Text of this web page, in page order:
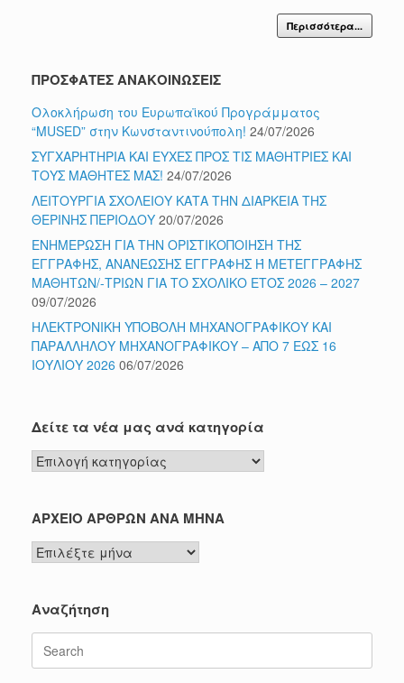
Περισσότερα...
ΠΡΟΣΦΑΤΕΣ ΑΝΑΚΟΙΝΩΣΕΙΣ
Ολοκλήρωση του Ευρωπαϊκού Προγράμματος
“MUSED” στην Κωνσταντινούπολη! 24/07/2026
ΣΥΓΧΑΡΗΤΗΡΙΑ ΚΑΙ ΕΥΧΕΣ ΠΡΟΣ ΤΙΣ ΜΑΘΗΤΡΙΕΣ ΚΑΙ
ΤΟΥΣ ΜΑΘΗΤΕΣ ΜΑΣ! 24/07/2026
ΛΕΙΤΟΥΡΓΙΑ ΣΧΟΛΕΙΟΥ ΚΑΤΑ ΤΗΝ ΔΙΑΡΚΕΙΑ ΤΗΣ
ΘΕΡΙΝΗΣ ΠΕΡΙΟΔΟΥ 20/07/2026
ΕΝΗΜΕΡΩΣΗ ΓΙΑ ΤΗΝ ΟΡΙΣΤΙΚΟΠΟΙΗΣΗ ΤΗΣ
ΕΓΓΡΑΦΗΣ, ΑΝΑΝΕΩΣΗΣ ΕΓΓΡΑΦΗΣ Ή ΜΕΤΕΓΓΡΑΦΗΣ
ΜΑΘΗΤΩΝ/-ΤΡΙΩΝ ΓΙΑ ΤΟ ΣΧΟΛΙΚΟ ΕΤΟΣ 2026 – 2027
09/07/2026
ΗΛΕΚΤΡΟΝΙΚΗ ΥΠΟΒΟΛΗ ΜΗΧΑΝΟΓΡΑΦΙΚΟΥ ΚΑΙ
ΠΑΡΑΛΛΗΛΟΥ ΜΗΧΑΝΟΓΡΑΦΙΚΟΥ – ΑΠΟ 7 ΕΩΣ 16
ΙΟΥΛΙΟΥ 2026 06/07/2026
Δείτε τα νέα μας ανά κατηγορία
Δείτε
τα
μας
κατηγορία
ΑΡΧΕΙΟ ΑΡΘΡΩΝ ΑΝΑ ΜΗΝΑ
ΑΡΧΕΙΟ
ΑΡΘΡΩΝ
ΜΗΝΑ
Αναζήτηση
for: